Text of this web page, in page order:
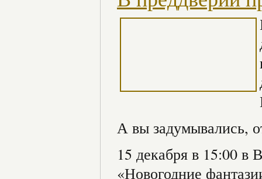
А вы задумывались,
15 декабря в 15:00 в
«Новогодние